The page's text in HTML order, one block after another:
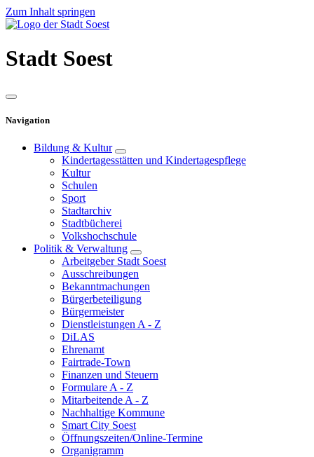
Zum Inhalt springen
Stadt Soest
Navigation
Bildung & Kultur
Kindertagesstätten und Kindertagespflege
Kultur
Schulen
Sport
Stadtarchiv
Stadtbücherei
Volkshochschule
Politik & Verwaltung
Arbeitgeber Stadt Soest
Ausschreibungen
Bekanntmachungen
Bürgerbeteiligung
Bürgermeister
Dienstleistungen A - Z
DiLAS
Ehrenamt
Fairtrade-Town
Finanzen und Steuern
Formulare A - Z
Mitarbeitende A - Z
Nachhaltige Kommune
Smart City Soest
Öffnungszeiten/Online-Termine
Organigramm